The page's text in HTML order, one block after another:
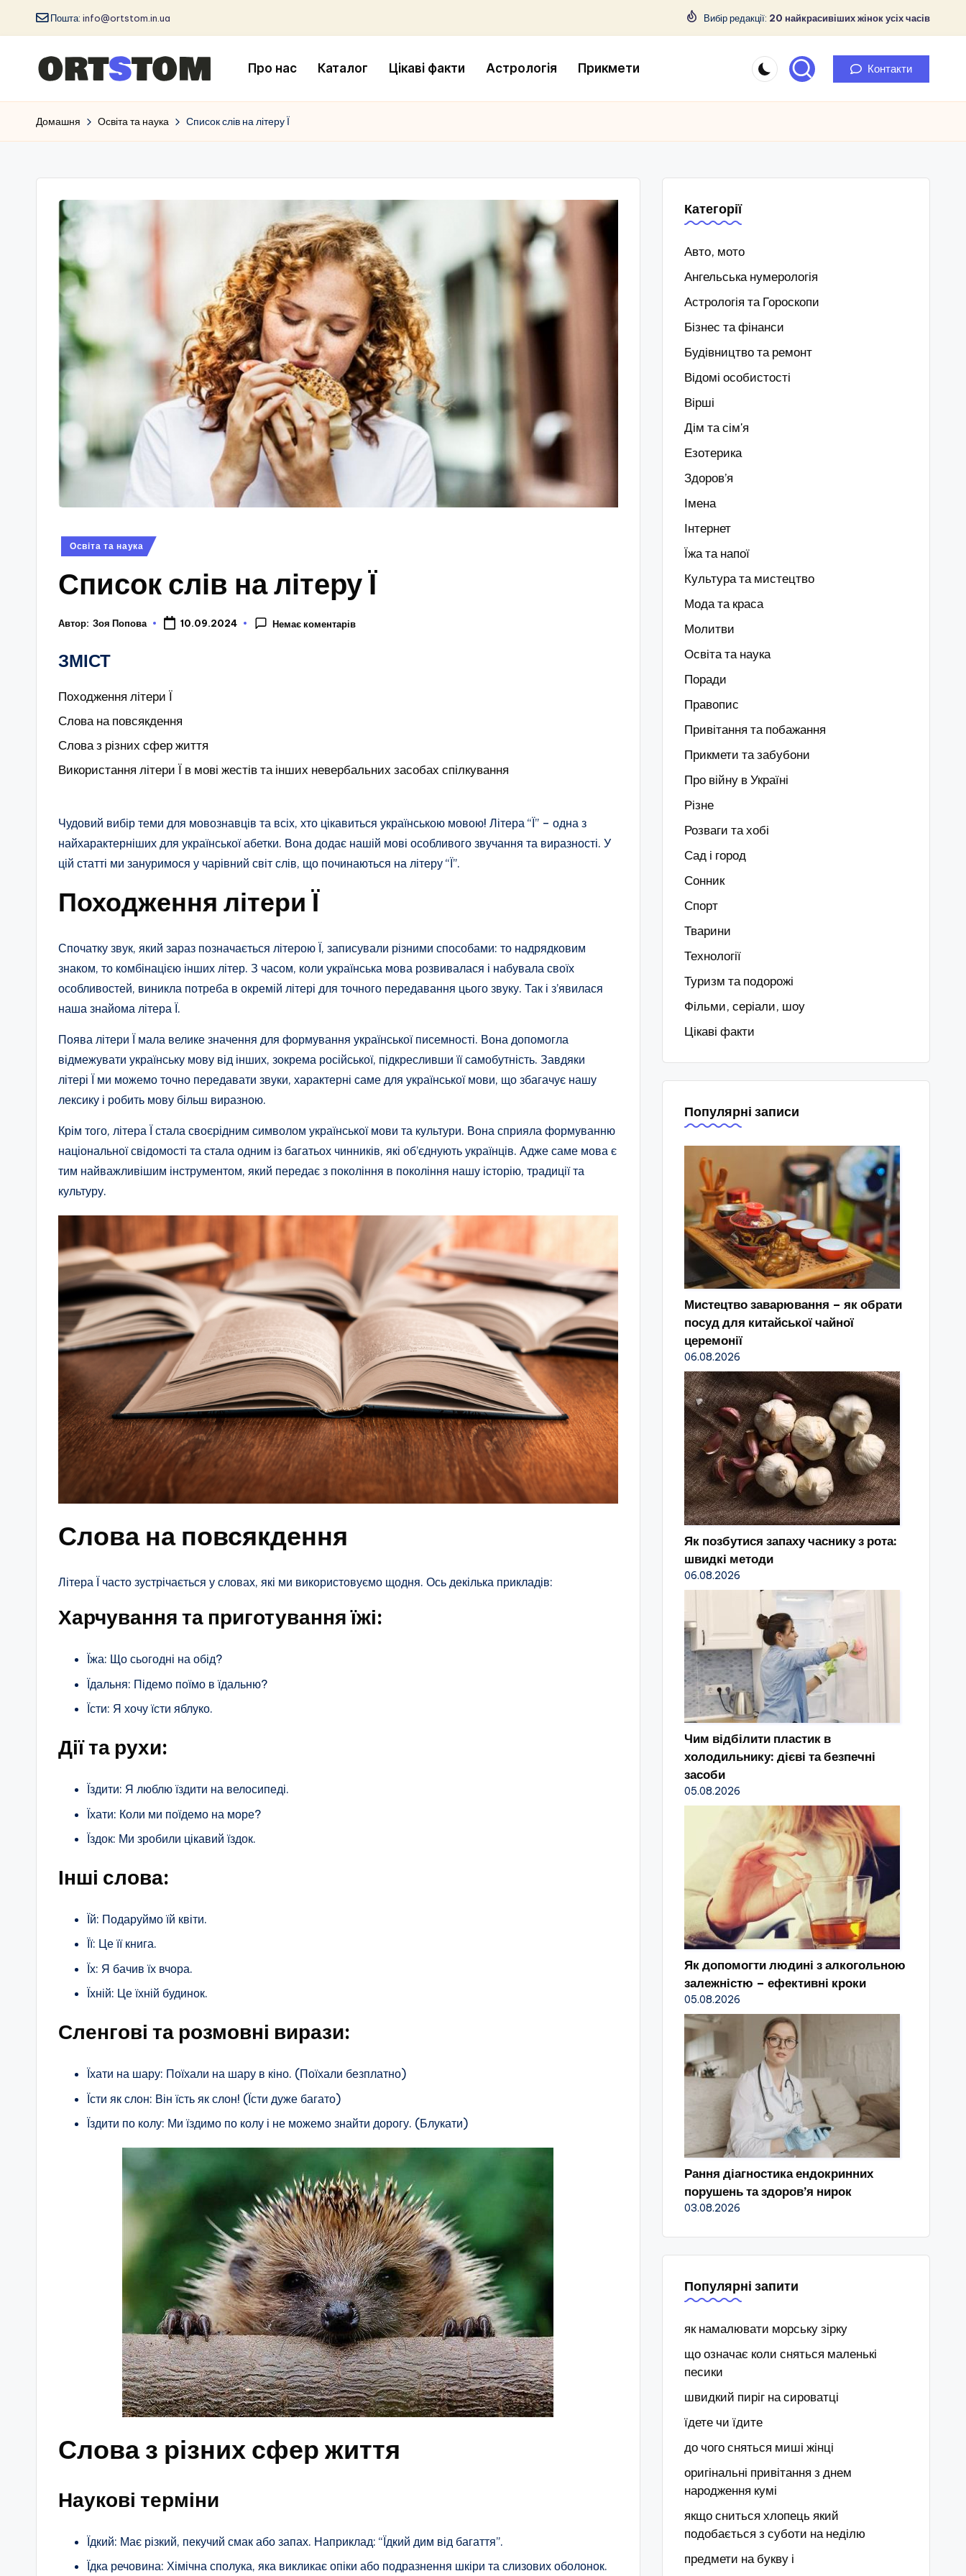
Пошта: info@ortstom.in.ua Вибір редакції: 20 найкрасивіших жінок усіх часів
Про нас Каталог Цікаві факти Астрологія Прикмети Контакти
Домашня Освіта та наука Список слів на літеру Ї
Опубліковано
Освіта та наука
Список слів на літеру Ї
Автор: Зоя Попова 10.09.2024 Немає коментарів
ЗМІСТ
Походження літери Ї
Слова на повсякдення
Слова з різних сфер життя
Використання літери Ї в мові жестів та інших невербальних засобах спілкування
Чудовий вибір теми для мовознавців та всіх, хто цікавиться українською мовою! Літера “Ї” – одна з
найхарактерніших для української абетки. Вона додає нашій мові особливого звучання та виразності. У
цій статті ми зануримося у чарівний світ слів, що починаються на літеру “Ї”.
Походження літери Ї
Спочатку звук, який зараз позначається літерою Ї, записували різними способами: то надрядковим
знаком, то комбінацією інших літер. З часом, коли українська мова розвивалася і набувала своїх
особливостей, виникла потреба в окремій літері для точного передавання цього звуку. Так і з’явилася
наша знайома літера Ї.
Поява літери Ї мала велике значення для формування української писемності. Вона допомогла
відмежувати українську мову від інших, зокрема російської, підкресливши її самобутність. Завдяки
літері Ї ми можемо точно передавати звуки, характерні саме для української мови, що збагачує нашу
лексику і робить мову більш виразною.
Крім того, літера Ї стала своєрідним символом української мови та культури. Вона сприяла формуванню
національної свідомості та стала одним із багатьох чинників, які об’єднують українців. Адже саме мова є
тим найважливішим інструментом, який передає з покоління в покоління нашу історію, традиції та
культуру.
Слова на повсякдення
Літера Ї часто зустрічається у словах, які ми використовуємо щодня. Ось декілька прикладів:
Харчування та приготування їжі:
Їжа: Що сьогодні на обід?
Їдальня: Підемо поїмо в їдальню?
Їсти: Я хочу їсти яблуко.
Дії та рухи:
Їздити: Я люблю їздити на велосипеді.
Їхати: Коли ми поїдемо на море?
Їздок: Ми зробили цікавий їздок.
Інші слова:
Їй: Подаруймо їй квіти.
Її: Це її книга.
Їх: Я бачив їх вчора.
Їхній: Це їхній будинок.
Сленгові та розмовні вирази:
Їхати на шару: Поїхали на шару в кіно. (Поїхали безплатно)
Їсти як слон: Він їсть як слон! (Їсти дуже багато)
Їздити по колу: Ми їздимо по колу і не можемо знайти дорогу. (Блукати)
Слова з різних сфер життя
Наукові терміни
Їдкий: Має різкий, пекучий смак або запах. Наприклад: “Їдкий дим від багаття”.
Їдка речовина: Хімічна сполука, яка викликає опіки або подразнення шкіри та слизових оболонок.
Категорії
Авто, мото
Ангельська нумерологія
Астрологія та Гороскопи
Бізнес та фінанси
Будівництво та ремонт
Відомі особистості
Вірші
Дім та сім'я
Езотерика
Здоров’я
Імена
Інтернет
Їжа та напої
Культура та мистецтво
Мода та краса
Молитви
Освіта та наука
Поради
Правопис
Привітання та побажання
Прикмети та забубони
Про війну в Україні
Різне
Розваги та хобі
Сад і город
Сонник
Спорт
Тварини
Технології
Туризм та подорожі
Фільми, серіали, шоу
Цікаві факти
Популярні записи
Мистецтво заварювання – як обрати
посуд для китайської чайної
церемонії
06.08.2026
Як позбутися запаху часнику з рота:
швидкі методи
06.08.2026
Чим відбілити пластик в
холодильнику: дієві та безпечні
засоби
05.08.2026
Як допомогти людині з алкогольною
залежністю – ефективні кроки
05.08.2026
Рання діагностика ендокринних
порушень та здоров’я нирок
03.08.2026
Популярні запити
як намалювати морську зірку
що означає коли сняться маленькі
песики
швидкий пиріг на сироватці
їдете чи їдите
до чого сняться миші жінці
оригінальні привітання з днем
народження кумі
якщо сниться хлопець який
подобається з суботи на неділю
предмети на букву і